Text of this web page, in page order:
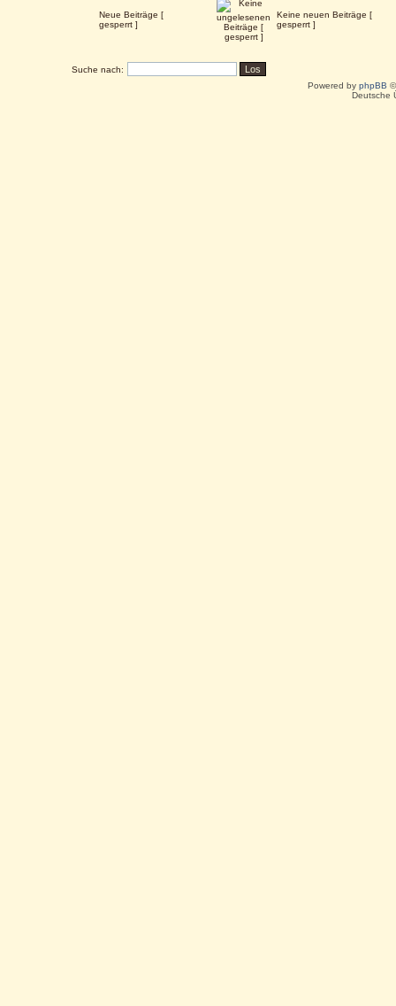
Neue Beiträge [
gesperrt ]
Keine neuen Beiträge [
gesperrt ]
Suche nach:
Powered by phpBB
Deutsche